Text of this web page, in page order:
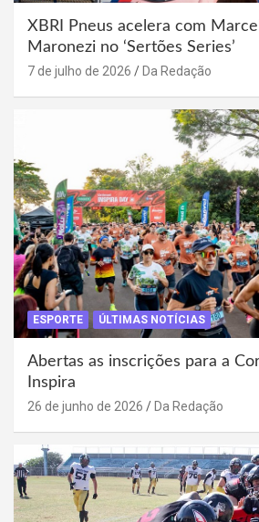
XBRI Pneus acelera com
Maronezi no ‘Sertões Series’
7 de julho de 2026 Da Redação
ESPORTE ÚLTIMAS NOTÍCIAS
Abertas as inscrições para a
Inspira
26 de junho de 2026 Da Redação